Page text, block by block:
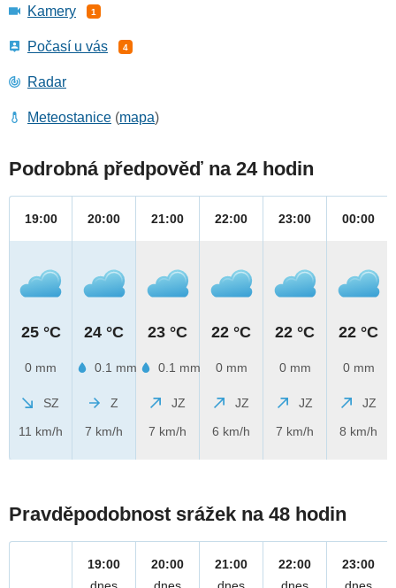
Kamery 1
Počasí u vás 4
Radar
Meteostanice (mapa)
Podrobná předpověď na 24 hodin
19:00
25 °C
0 mm
SZ
11 km/h
20:00
24 °C
0.1 mm
Z
7 km/h
21:00
23 °C
0.1 mm
JZ
7 km/h
22:00
22 °C
0 mm
JZ
6 km/h
23:00
22 °C
0 mm
JZ
7 km/h
00:00
22 °C
0 mm
JZ
8 km/h
Pravděpodobnost srážek na 48 hodin
19:00
dnes
20:00
dnes
21:00
dnes
22:00
dnes
23:00
dnes